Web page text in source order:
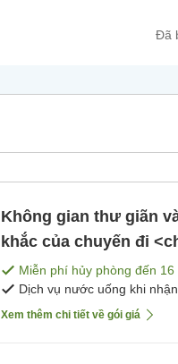
Đã
Không gian thư giãn
khắc của chuyến đi
ăn]Miễn phí hủy phòng đến 16
Dịch vụ nước uống khi
Xem thêm chi tiết về gói giá